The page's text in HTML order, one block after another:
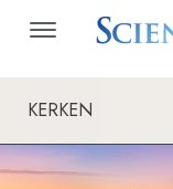
KERKEN